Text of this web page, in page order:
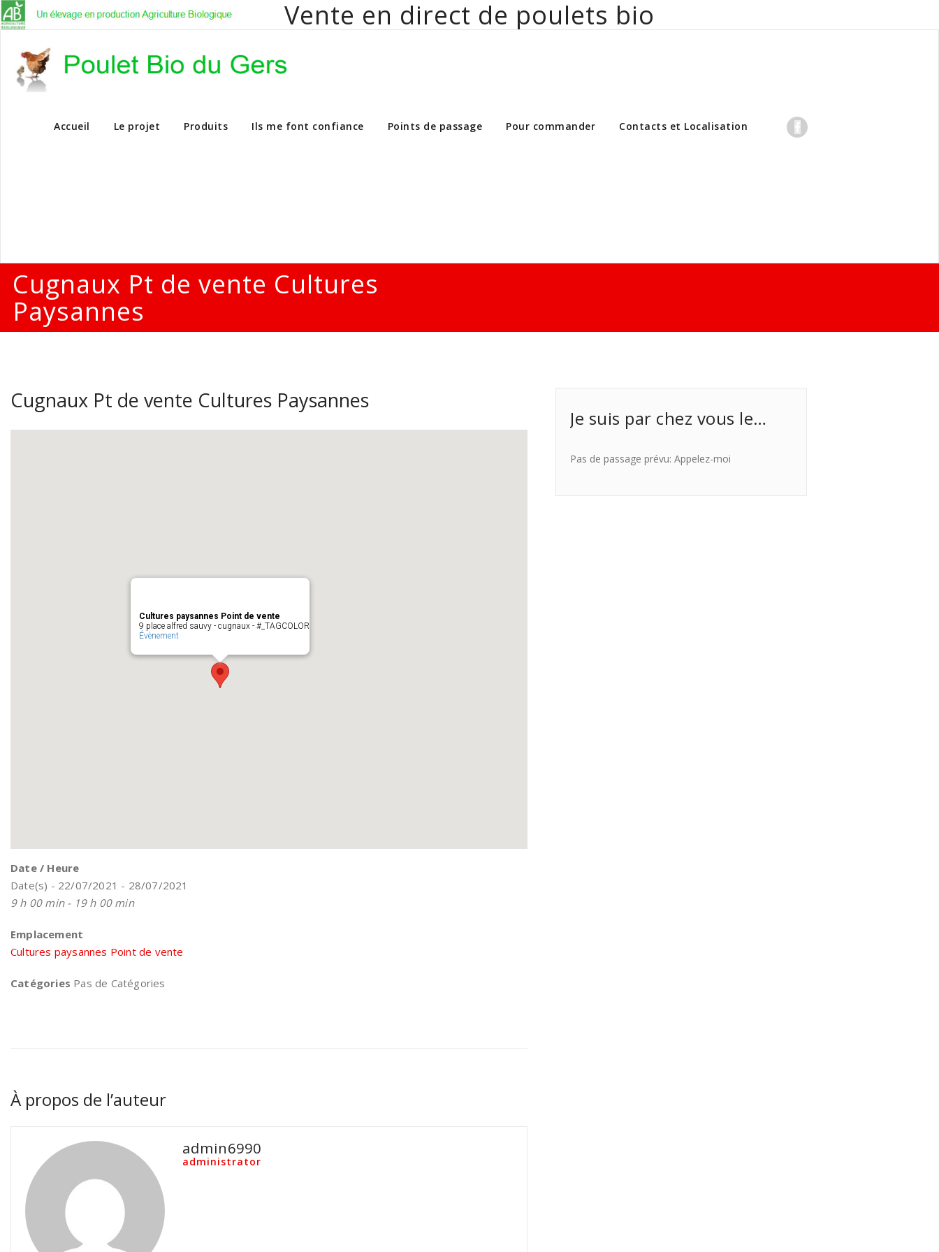
Vente en direct de poulets bio
Vente en direct de poulets bio aux particuliers et professionnels
Accueil Le projet Produits Ils me font confiance Points de passage Pour commander Contacts et Localisation
Cugnaux Pt de vente Cultures
Paysannes
Cugnaux Pt de vente Cultures Paysannes
Cultures paysannes Point de vente
9 place alfred sauvy - cugnaux - #_TAGCOLOR
Évènement
Date / Heure
Date(s) - 22/07/2021 - 28/07/2021
9 h 00 min - 19 h 00 min
Emplacement
Cultures paysannes Point de vente
Catégories Pas de Catégories
À propos de l’auteur
admin6990
administrator
Je suis par chez vous le…
Pas de passage prévu: Appelez-moi